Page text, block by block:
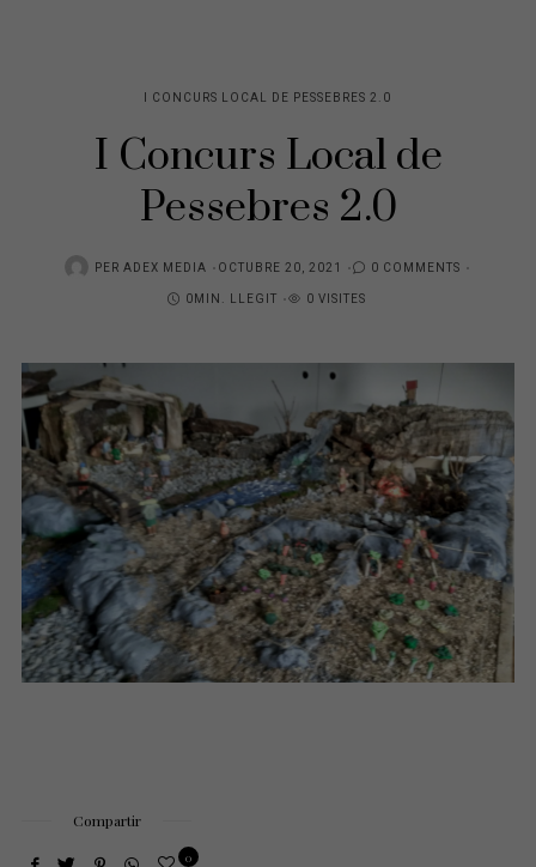
I CONCURS LOCAL DE PESSEBRES 2.0
I Concurs Local de
Pessebres 2.0
PER ADEX MEDIA
POSTED
ON
OCTUBRE 20, 2021
0 COMMENTS
0MIN. LLEGIT
0 VISITES
Compartir
0